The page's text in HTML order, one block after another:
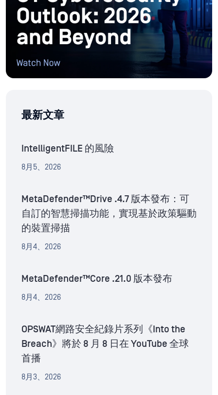
最新文章
IntelligentFILE 的風險
8月5、2026
MetaDefender™Drive .4.7 版本發布：可
自訂的智慧掃描功能，實現基於政策驅動
的裝置掃描
8月4、2026
MetaDefender™Core .21.0 版本發布
8月4、2026
OPSWAT網路安全紀錄片系列《Into the
Breach》將於 8 月 8 日在 YouTube 全球
首播
8月3、2026